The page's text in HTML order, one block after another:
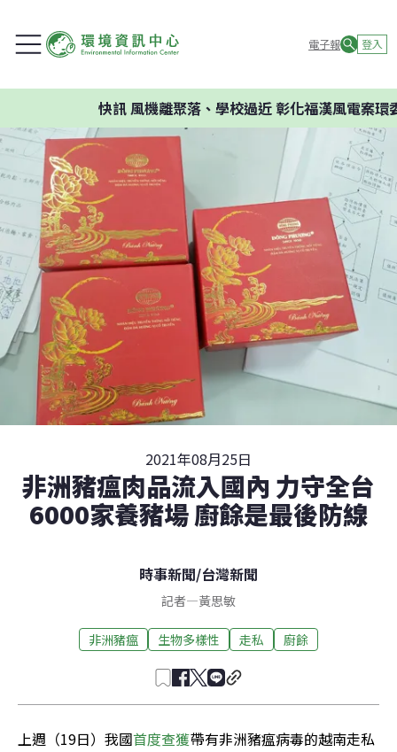
電子報 登入
風機離聚落、學校過近 彰化福漢風電案環委建議不
2021年08月25日
非洲豬瘟肉品流入國內 力守全台
6000家養豬場 廚餘是最後防線
時事新聞/台灣新聞
記者—黃思敏
非洲豬瘟 生物多樣性 走私 廚餘
上週（19日）我國首度查獲帶有非洲豬瘟病毒的越南走私